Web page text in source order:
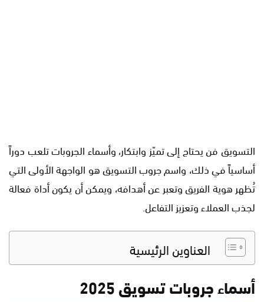
التسويق فن يحتاج إلى تميّز وابتكار، وأسماء الجروبات تلعب دوراً
أساسياً في ذلك، واسم جروب التسويق هو الواجهة الأولى التي
تُظهر هوية الفريق وتعبر عن أهدافه، ويمكن أن يكون أداة فعالة
لجذب العملاء وتعزيز التفاعل.
العناوين الرئيسية
أسماء جروبات تسويق 2025